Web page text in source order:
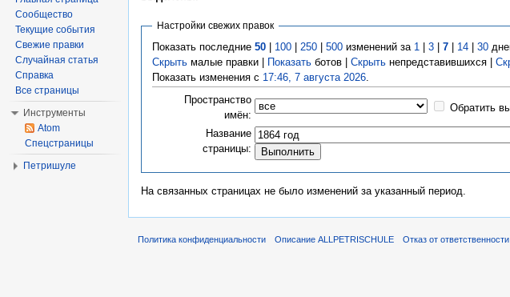
Настройки свежих правок
Показать последние 50| 100| 250| 500изменений за 1 | 3| 7| 14| 30
Скрытьмалые правки | Показатьботов | Скрытьнепредставившихся |
Показать изменения с 17:46, 7 августа 2026.
Пространство
имён:
Обратить
Название
страницы:
На связанных страницах не было изменений за указанный период.
Сообщество
Текущие события
Свежие правки
Случайная статья
Справка
Все страницы
Инструменты
Atom
Спецстраницы
Петришуле
Политика конфиденциальности Описание ALLPETRISCHULE Отказ от ответственности